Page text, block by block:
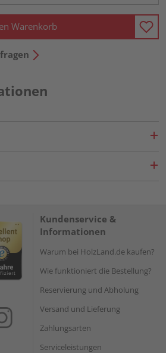
Warenkorb
Kundenservice &
Informationen
Warum bei HolzLand.de kaufen?
Wie funktioniert die Bestellung?
Reservierung und Abholung
Versand und Lieferung
Zahlungsarten
Serviceleistungen